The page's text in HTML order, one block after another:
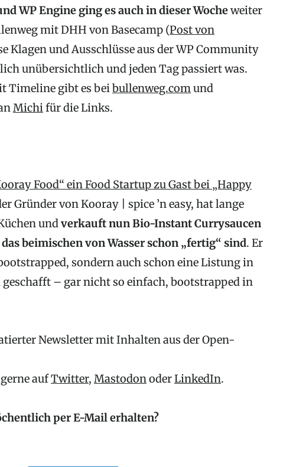
WP Engine ging es auch in dieser Wocheweiter
mit DHH von Basecamp (Post von
Klagen und Ausschlüsse aus der WP Community
unübersichtlich und jeden Tag passiert was.
Timeline gibt es beibullenweg.comund
Michifür die Links.
Food“ ein Food Startup zu Gast bei „Happy
Gründer von Kooray | spice ’n easy, hat lange
undverkauft nun Bio-Instant Currysaucen
beimischen von Wasser schon „fertig“ sind. Er
sondern auch schon eine Listung in
geschafft – gar nicht so einfach, bootstrapped in
Newsletter mit Inhalten aus der Open-
aufTwitter, MastodonoderLinkedIn.
per E-Mail erhalten?